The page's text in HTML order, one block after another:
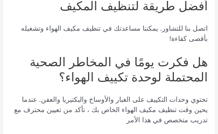
أفضل طريقة لتنظيف المكيف
اتصل بنا للتشاور. يمكننا مساعدتك في تنظيف مكيف الهواء وتشغيله
بأقصى كفاءة!
هل فكرت يومًا في المخاطر الصحية
المحتملة لوحدة تكييف الهواء؟
تحتوي وحدات التكييف على الغبار والأوساخ والبكتيريا والعفن. عندما
يحين وقت تنظيف مكيف الهواء الخاص بك ، تأكد من تعيين محترف مع
تدريب متخصص في هذا الأمر